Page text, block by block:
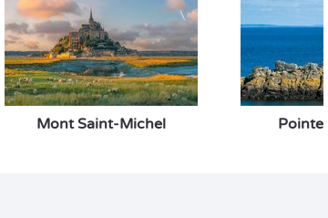
Mont Saint-Michel Pointe